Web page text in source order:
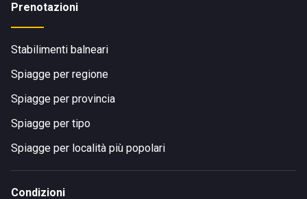
Prenotazioni
Stabilimenti balneari
Spiagge per regione
Spiagge per provincia
Spiagge per tipo
Spiagge per località più popolari
Condizioni